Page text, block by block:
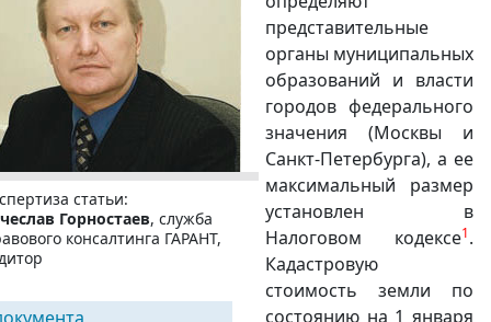
статьи:
Горностаев, служба
консалтинга ГАРАНТ,
представительные
органы муниципальных
образований и власти
городов федерального
значения (Москвы и
Санкт-Петербурга), а ее
максимальный размер
установлен в
Налоговом кодексе1.
Кадастровую
стоимость земли по
состоянию на 1 января